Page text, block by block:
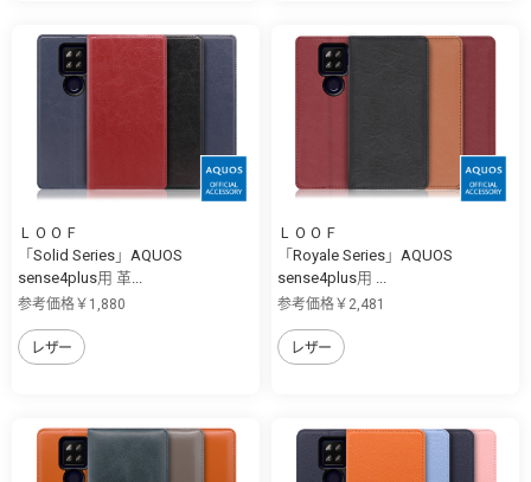
ＬＯＯＦ
「Solid Series」AQUOS
sense4plus用 革...
参考価格￥1,880
レザー
ＬＯＯＦ
「Royale Series」AQUOS
sense4plus用 ...
参考価格￥2,481
レザー